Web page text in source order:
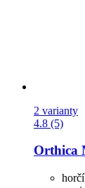
2 varianty
4.8 (5)
Orthica